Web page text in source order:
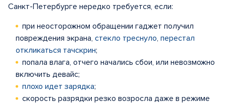
Санкт-Петербурге нередко требуется, если:
при неосторожном обращении гаджет получил
повреждения экрана, стекло треснуло, перестал
откликаться тачскрин;
попала влага, отчего начались сбои, или невозможно
включить девайс;
плохо идет зарядка;
скорость разрядки резко возросла даже в режиме